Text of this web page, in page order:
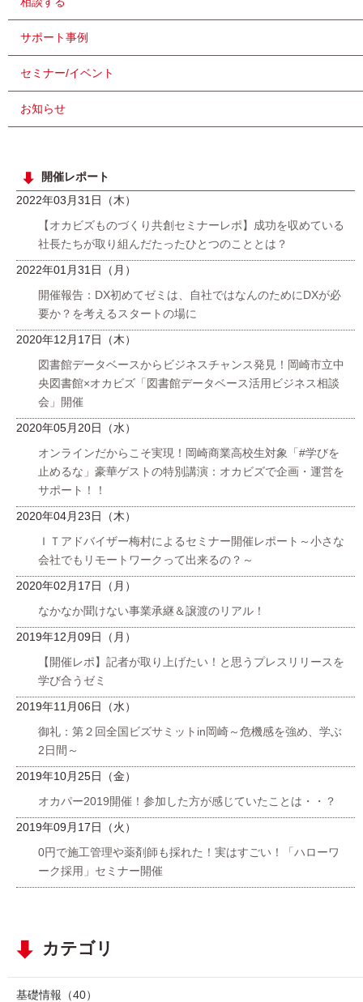
サポート事例
セミナー/イベント
お知らせ
開催レポート
2022年03月31日（木）
【オカビズものづくり共創セミナーレポ】成功を収めている
社長たちが取り組んだたったひとつのこととは？
2022年01月31日（月）
開催報告：DX初めてゼミは、自社ではなんのためにDXが必
要か？を考えるスタートの場に
2020年12月17日（木）
図書館データベースからビジネスチャンス発見！岡崎市立中
央図書館×オカビズ「図書館データベース活用ビジネス相談
会」開催
2020年05月20日（水）
オンラインだからこそ実現！岡崎商業高校生対象「#学びを
止めるな」豪華ゲストの特別講演：オカビズで企画・運営を
サポート！！
2020年04月23日（木）
ＩＴアドバイザー梅村によるセミナー開催レポート～小さな
会社でもリモートワークって出来るの？～
2020年02月17日（月）
なかなか聞けない事業承継＆譲渡のリアル！
2019年12月09日（月）
【開催レポ】記者が取り上げたい！と思うプレスリリースを
学び合うゼミ
2019年11月06日（水）
御礼：第２回全国ビズサミットin岡崎～危機感を強め、学ぶ
2日間～
2019年10月25日（金）
オカパー2019開催！参加した方が感じていたことは・・？
2019年09月17日（火）
0円で施工管理や薬剤師も採れた！実はすごい！「ハローワ
ーク採用」セミナー開催
カテゴリ
基礎情報 （40）